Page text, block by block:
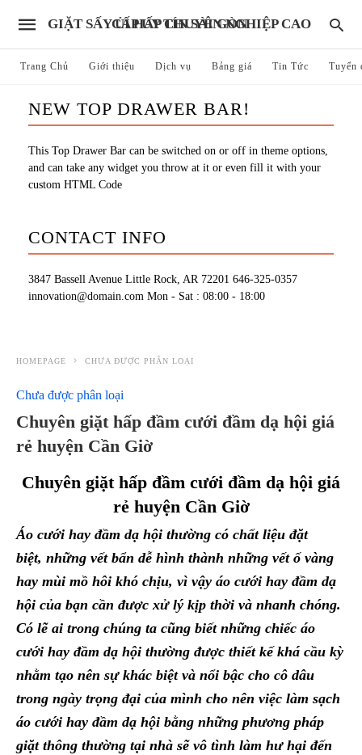
GIẶT SẤY ỦI HẤP CHUYÊN NGHIỆP CAO CẤP UY TÍN SÀI GÒN
Trang Chủ Giới thiệu Dịch vụ Bảng giá Tin Tức Tuyển
NEW TOP DRAWER BAR!
This Top Drawer Bar can be switched on or off in theme options,
and can take any widget you throw at it or even fill it with your
custom HTML Code
CONTACT INFO
3847 Bassell Avenue Little Rock, AR 72201 646-325-0357
innovation@domain.com Mon - Sat : 08:00 - 18:00
HOMEPAGE CHƯA ĐƯỢC PHÂN LOẠI
Chưa được phân loại
Chuyên giặt hấp đầm cưới đầm dạ hội giá
rẻ huyện Cần Giờ
Chuyên giặt hấp đầm cưới đầm dạ hội giá
rẻ huyện Cần Giờ
Áo cưới hay đầm dạ hội thường có chất liệu đặt
biệt, những vết bẩn dễ hình thành những vết ố vàng
hay mùi mồ hôi khó chịu, vì vậy áo cưới hay đầm dạ
hội của bạn cần được xử lý kịp thời và nhanh chóng.
Có lẽ ai trong chúng ta cũng biết những chiếc áo
cưới hay đầm dạ hội thường được thiết kế khá cầu kỳ
nhằm tạo nên sự khác biệt và nổi bậc cho cô dâu
trong ngày trọng đại của mình cho nên việc làm sạch
áo cưới hay đầm dạ hội bằng những phương pháp
giặt thông thường tại nhà sẽ vô tình làm hư hại đến